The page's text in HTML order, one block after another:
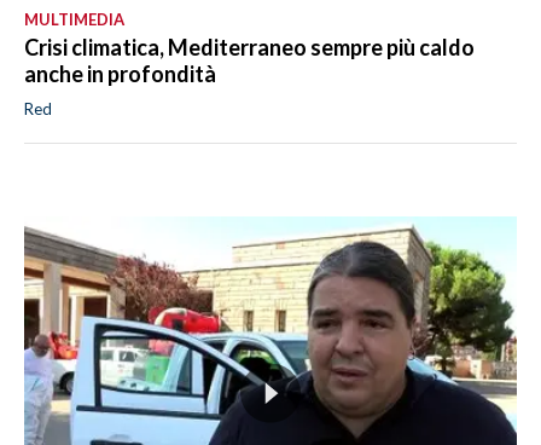
MULTIMEDIA
Crisi climatica, Mediterraneo sempre più caldo
anche in profondità
Red